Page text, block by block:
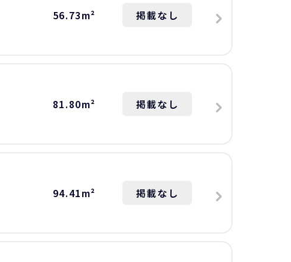
56.73m² 掲載なし
81.80m² 掲載なし
94.41m² 掲載なし